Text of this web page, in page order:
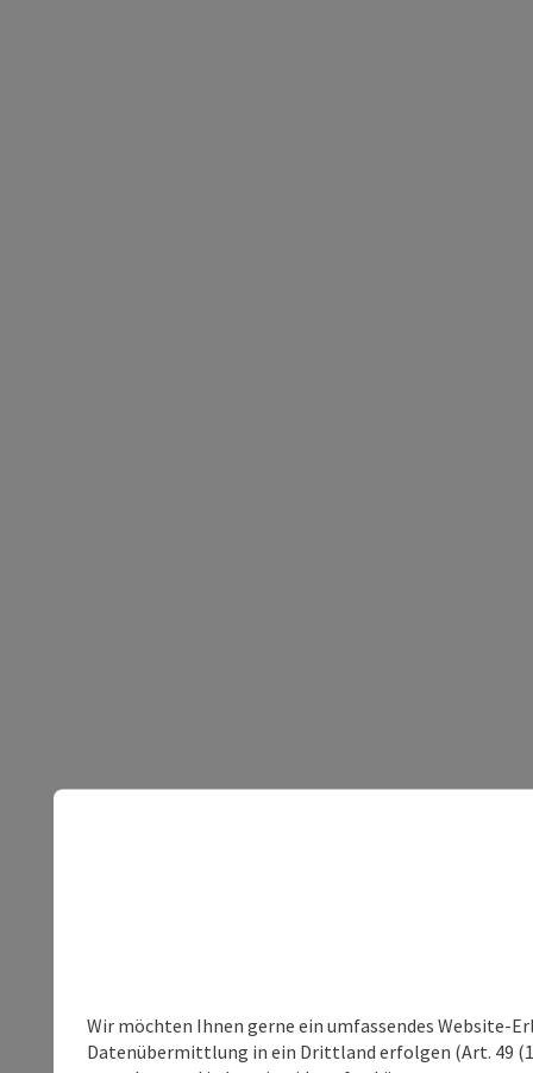
Wir möchten Ihnen gerne ein umfassendes Website-
Datenübermittlung in ein Drittland erfolgen (Art. 49